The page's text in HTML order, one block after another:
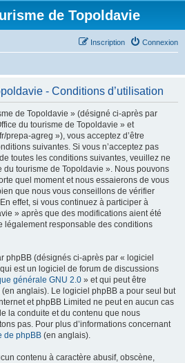
de Topoldavie
Connexion
Inscription
- Conditions d’utilisation
de Topoldavie » (désigné ci-après par
du tourisme de Topoldavie » et
prepa-agreg »), vous acceptez d’être
suivantes. Si vous n’acceptez pas
toutes les conditions suivantes, veuillez ne
du tourisme de Topoldavie ». Nous pouvons
quel moment et nous essaierons de vous
que nous vous conseillons de vérifier
effet, si vous continuez à participer à
» après que des modifications aient été
légalement responsable des conditions
phpBB (désignés ci-après par « logiciel
est un logiciel de forum de discussions
générale GNU 2.0 » et qui peut être
(en anglais). Le logiciel phpBB a pour seul but
et phpBB Limited ne peut en aucun cas
la conduite et du contenu que nous
pas. Pour plus d’informations concernant
de phpBB (en anglais).
contenu à caractère abusif, obscène,